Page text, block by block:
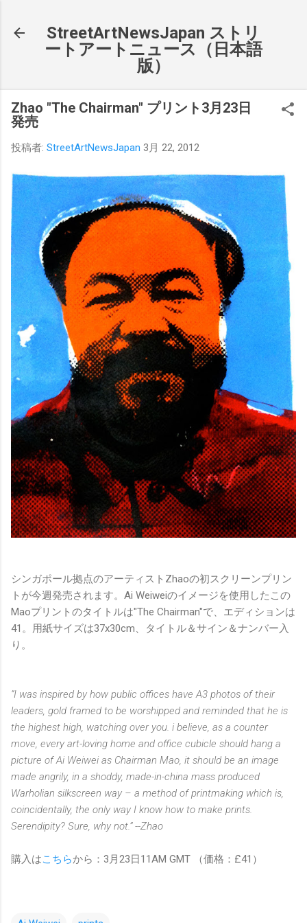
StreetArtNewsJapan ストリ
ートアートニュース（日本語
版）
Zhao "The Chairman" プリント3月23日
発売
投稿者: StreetArtNewsJapan 3月 22, 2012
シンガポール拠点のアーティストZhaoの初スクリーンプリン
トが今週発売されます。Ai Weiweiのイメージを使用したこの
Maoプリントのタイトルは"The Chairman"で、エディションは
41。用紙サイズは37x30cm、タイトル＆サイン＆ナンバー入
り。
“I was inspired by how public offices have A3 photos of their
leaders, gold framed to be worshipped and reminded that he is
the highest high, watching over you. i believe, as a counter
move, every art-loving home and office cubicle should hang a
picture of Ai Weiwei as Chairman Mao, it should be an image
made angrily, in a shoddy, made-in-china mass produced
Warholian silkscreen way – a method of printmaking which is,
coincidentally, the only way I know how to make prints.
Serendipity? Sure, why not.” --Zhao
購入はこちらから：3月23日11AM GMT （価格：£41）